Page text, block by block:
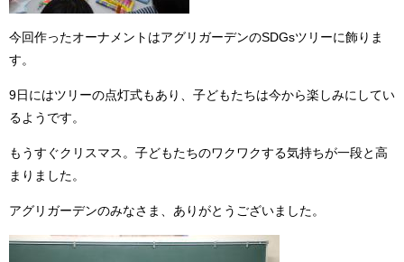
今回作ったオーナメントはアグリガーデンのSDGsツリーに飾りま
す。
9日にはツリーの点灯式もあり、子どもたちは今から楽しみにしてい
るようです。
もうすぐクリスマス。子どもたちのワクワクする気持ちが一段と高
まりました。
アグリガーデンのみなさま、ありがとうございました。